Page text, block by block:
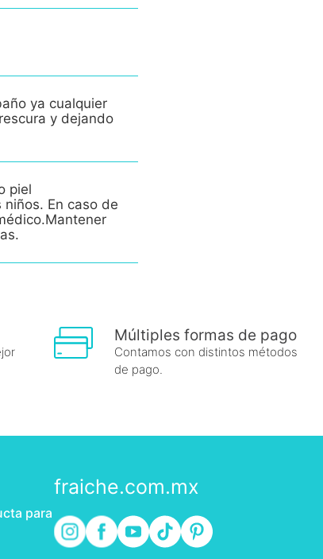
ya cualquier
y dejando
piel
En caso de
Múltiples formas de pago
Contamos con distintos métodos
de pago.
para
fraiche.com.mx